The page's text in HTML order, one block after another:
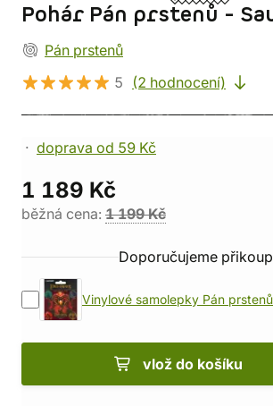
Pohár Pán prstenů -
Pán prstenů
5
(2 hodnocení)
doprava od 59 Kč
1 189 Kč
běžná cena: 1 199 Kč
Doporučujeme
Vinylové samolepky Pán prstenů
vlož do košíku